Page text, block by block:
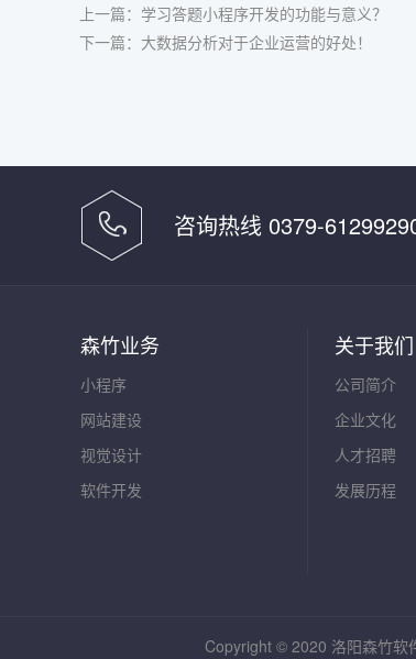
上一篇： 学习答题小程序开发的功能与意义？
下一篇： 大数据分析对于企业运营的好处！
咨询热线 0379-
森竹业务
小程序
网站建设
视觉设计
软件开发
关于我们
公司简介
企业文化
人才招聘
发展历程
Copyright © 2020 洛阳森竹软